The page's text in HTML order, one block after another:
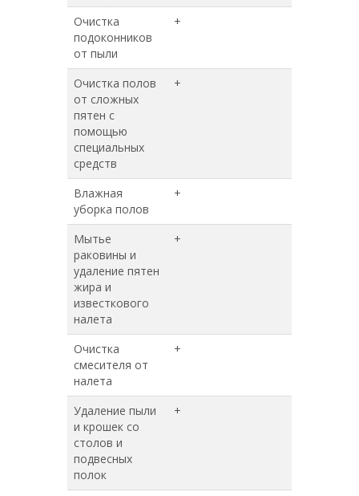
Очистка
подоконников
от пыли
+
Очистка полов
от сложных
пятен с
помощью
специальных
средств
+
Влажная
уборка полов
+
Мытье
раковины и
удаление пятен
жира и
известкового
налета
+
Очистка
смесителя от
налета
+
Удаление пыли
и крошек со
столов и
подвесных
полок
+